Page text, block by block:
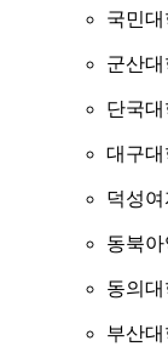
국민
군산
단국
대구
덕성
동북
동의
부산